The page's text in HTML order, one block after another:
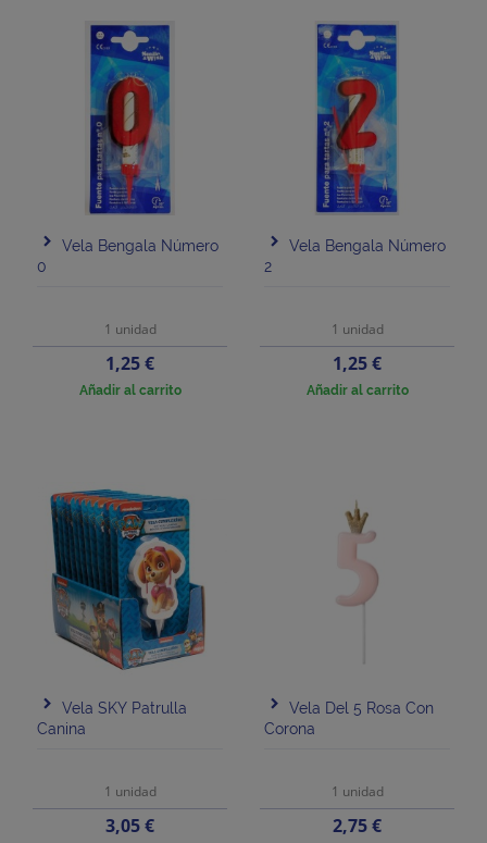
Vela Bengala Número
0
1 unidad
Precio
1,25 €
Añadir al carrito
Vela Bengala Número
2
1 unidad
Precio
1,25 €
Añadir al carrito
Vela SKY Patrulla
Canina
1 unidad
Precio
3,05 €
Vela Del 5 Rosa Con
Corona
1 unidad
Precio
2,75 €